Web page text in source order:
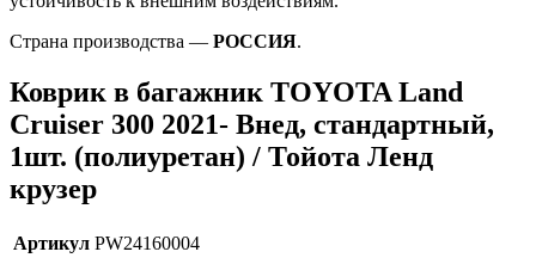
Страна производства — РОССИЯ.
Коврик в багажник TOYOTA Land
Cruiser 300 2021- Внед, стандартный,
1шт. (полиуретан) / Тойота Ленд
крузер
Артикул PW24160004